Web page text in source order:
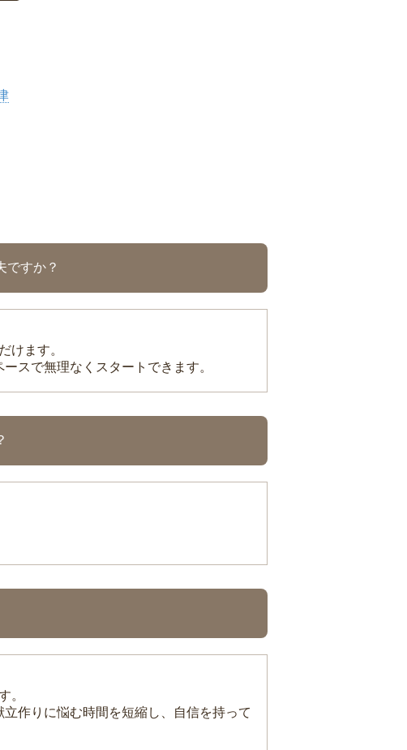
ですか？
けます。
スで無理なくスタートできます。
。
作りに悩む時間を短縮し、自信を持って